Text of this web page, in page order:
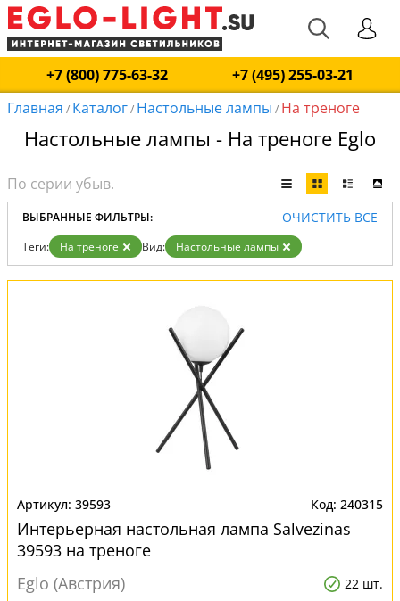
+7 (800) 775-63-32
+7 (495) 255-03-21
Главная / Каталог/ Настольные лампы / На треноге
Настольные лампы - На треноге Eglo
ВЫБРАННЫЕ ФИЛЬТРЫ: ОЧИСТИТЬ ВСЕ
Теги: На треноге Вид: Настольные лампы
39593 240315
Интерьерная настольная лампа Salvezinas
39593 на треноге
Eglo (Австрия)
22 шт.